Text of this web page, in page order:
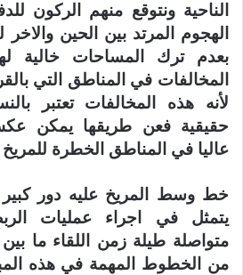
الناحية ونتوقع منهم الركون
الهجوم المرتد بين الحين والاخر
بعدم ترك المساحات خالية
المخالفات في المناطق التي
لأنه هذه المخالفات تعتبر
حقيقية فعن طريقها يمكن عكس
عاليا في المناطق الخطرة
خط وسط المريخ عليه دور كبير
يتمثل في اجراء عمليات
متواصلة طيلة زمن اللقاء ما
من الخطوط المهمة في هذه